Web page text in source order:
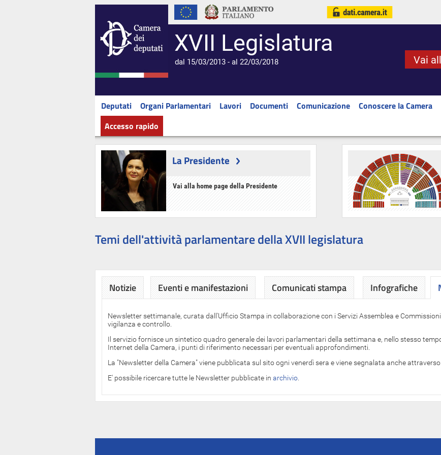
XVII Legislatura
dal 15/03/2013 - al 22/03/2018 Vai
Deputati Organi Parlamentari Lavori Documenti Comunicazione Conoscere la Camera
Accesso rapido
La Presidente
Vai alla home page della Presidente
Temi dell'attività parlamentare della XVII legislatura
Notizie Eventi e manifestazioni Comunicati stampa Infografiche
Newsletter settimanale, curata dall'Ufficio Stampa in collaborazione con i Servizi Assemblea e
vigilanza e controllo.
Il servizio fornisce un sintetico quadro generale dei lavori parlamentari della settimana e, nello stesso
Internet della Camera, i punti di riferimento necessari per eventuali approfondimenti.
La "Newsletter della Camera" viene pubblicata sul sito ogni venerdì sera e viene segnalata anche
E' possibile ricercare tutte le Newsletter pubblicate in archivio